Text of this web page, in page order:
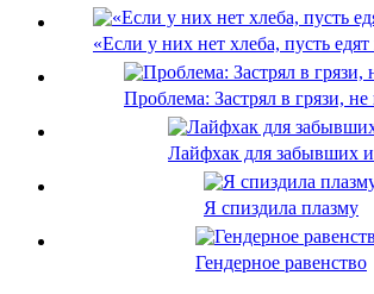
«Если у них нет хлеба, пусть
Проблема: Застрял в грязи, не
Лайфхак для забывших
Я спиздила плазму
Гендерное равенство